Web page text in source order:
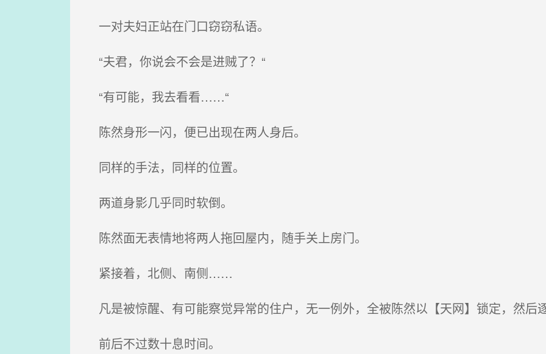
一对夫妇正站在门口窃窃私语。
“夫君，你说会不会是进贼了？“
“有可能，我去看看……“
陈然身形一闪，便已出现在两人身后。
同样的手法，同样的位置。
两道身影几乎同时软倒。
陈然面无表情地将两人拖回屋内，随手关上房门。
紧接着，北侧、南侧……
凡是被惊醒、有可能察觉异常的住户，无一例外，全被陈然以【天网】锁定，然后
前后不过数十息时间。